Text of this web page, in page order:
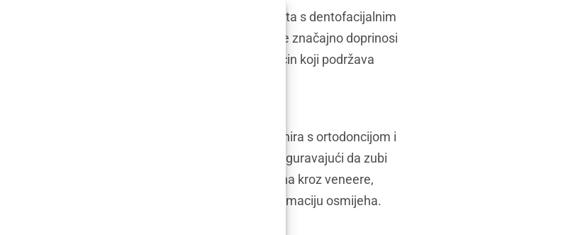
u postizanju idealnog osmijeha kod pacijenata s dentofacijalnim
čeljusti, ne samo da se poboljšava funkcija, već se značajno doprinosi
omogućava usklađivanje zubi i čeljusti na način koji podržava
izražaja puni potencijal osmijeha.
i estetska stomatologija
osmijeha, ortognatska kirurgija često se kombinira s ortodoncijom i
priprema zubni luk za kiruršku korekciju, osiguravajući da zubi
stomatologija dodatno finira izgled osmijeha kroz veneere,
pristup osigurava sveobuhvatnu transformaciju osmijeha.